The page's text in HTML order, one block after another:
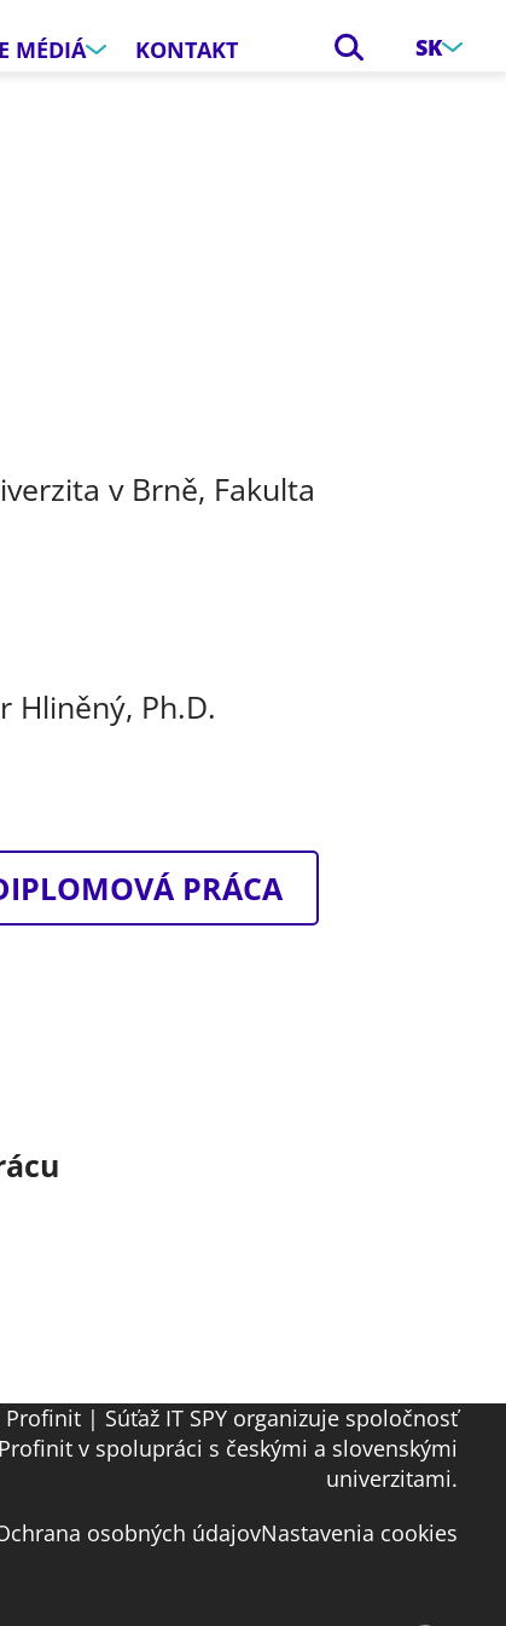
MÉDIÁ KONTAKT SK
v Brně, Fakulta
Hliněný, Ph.D.
PRÁCA
| Súťaž IT SPY organizuje spoločnosť
Profinit v spolupráci s českými a slovenskými
univerzitami.
osobných údajovNastavenia cookies